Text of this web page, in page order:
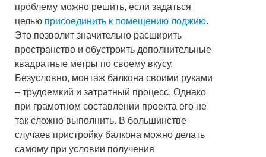
проблему можно решить, если задаться
целью присоединить к помещению лоджию.
Это позволит значительно расширить
пространство и обустроить дополнительные
квадратные метры по своему вкусу.
Безусловно, монтаж балкона своими руками
– трудоемкий и затратный процесс. Однако
при грамотном составлении проекта его не
так сложно выполнить. В большинстве
случаев пристройку балкона можно делать
самому при условии получения